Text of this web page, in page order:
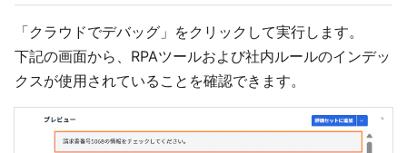
「クラウドでデバッグ」をクリックして実行します。
下記の画面から、RPAツールおよび社内ルールのインデッ
クスが使用されていることを確認できます。